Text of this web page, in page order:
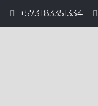
+573183351334